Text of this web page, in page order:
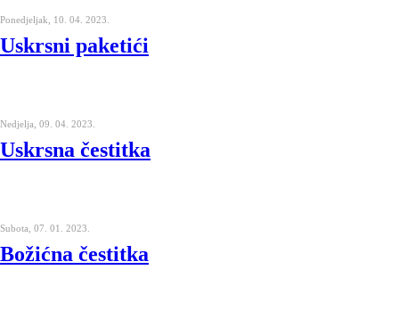
Ponedjeljak, 10. 04. 2023.
Uskrsni paketići
Nedjelja, 09. 04. 2023.
Uskrsna čestitka
Subota, 07. 01. 2023.
Božićna čestitka